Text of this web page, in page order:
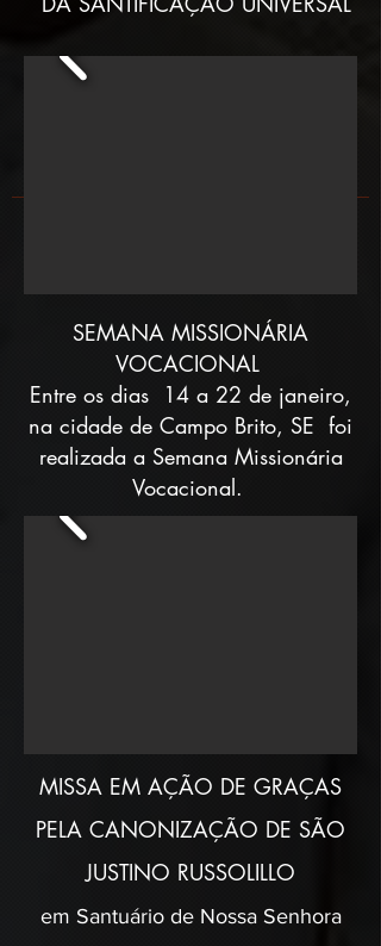
SEMANA MISSIONÁRIA
VOCACIONAL
Entre os dias 14 a 22 de janeiro,
na cidade de Campo Brito, SE foi
realizada a Semana Missionária
Vocacional.
MISSA EM AÇÃO DE GRAÇAS
PELA CANONIZAÇÃO DE SÃO
JUSTINO RUSSOLILLO
em Santuário de Nossa Senhora